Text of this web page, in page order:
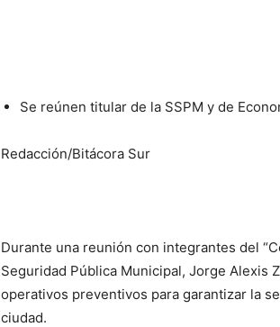
Se reúnen titular de la SSPM y de
Redacción/Bitácora Sur
Durante una reunión con integrantes del
Seguridad Pública Municipal, Jorge Alexis
operativos preventivos para garantizar la
ciudad.